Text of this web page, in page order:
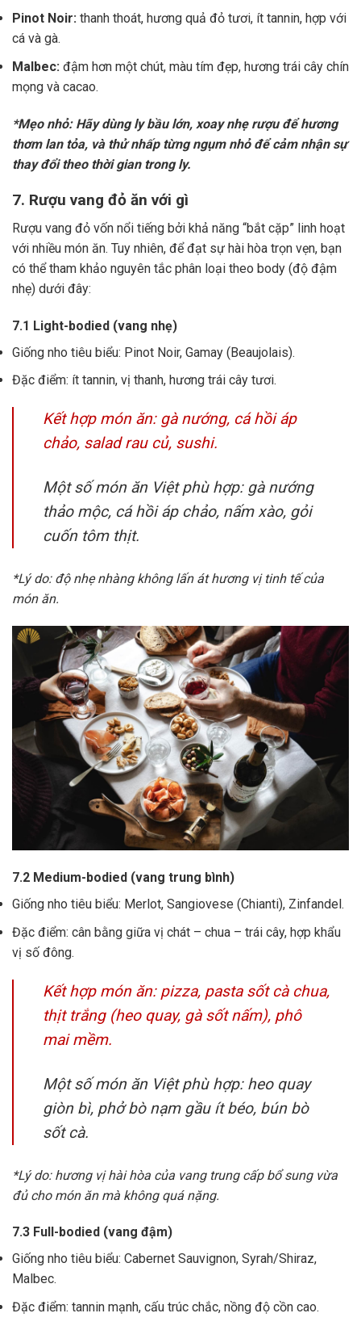
Pinot Noir: thanh thoát, hương quả đỏ tươi, ít tannin, hợp với
cá và gà.
Malbec: đậm hơn một chút, màu tím đẹp, hương trái cây chín
mọng và cacao.
*Mẹo nhỏ: Hãy dùng ly bầu lớn, xoay nhẹ rượu để hương
thơm lan tỏa, và thử nhấp từng ngụm nhỏ để cảm nhận sự
thay đổi theo thời gian trong ly.
7. Rượu vang đỏ ăn với gì
Rượu vang đỏ vốn nổi tiếng bởi khả năng “bắt cặp” linh hoạt
với nhiều món ăn. Tuy nhiên, để đạt sự hài hòa trọn vẹn, bạn
có thể tham khảo nguyên tắc phân loại theo body (độ đậm
nhẹ) dưới đây:
7.1 Light-bodied (vang nhẹ)
Giống nho tiêu biểu: Pinot Noir, Gamay (Beaujolais).
Đặc điểm: ít tannin, vị thanh, hương trái cây tươi.
Kết hợp món ăn: gà nướng, cá hồi áp
chảo, salad rau củ, sushi.
Một số món ăn Việt phù hợp: gà nướng
thảo mộc, cá hồi áp chảo, nấm xào, gỏi
cuốn tôm thịt.
*Lý do: độ nhẹ nhàng không lấn át hương vị tinh tế của
món ăn.
7.2 Medium-bodied (vang trung bình)
Giống nho tiêu biểu: Merlot, Sangiovese (Chianti), Zinfandel.
Đặc điểm: cân bằng giữa vị chát – chua – trái cây, hợp khẩu
vị số đông.
Kết hợp món ăn: pizza, pasta sốt cà chua,
thịt trắng (heo quay, gà sốt nấm), phô
mai mềm.
Một số món ăn Việt phù hợp: heo quay
giòn bì, phở bò nạm gầu ít béo, bún bò
sốt cà.
*Lý do: hương vị hài hòa của vang trung cấp bổ sung vừa
đủ cho món ăn mà không quá nặng.
7.3 Full-bodied (vang đậm)
Giống nho tiêu biểu: Cabernet Sauvignon, Syrah/Shiraz,
Malbec.
Đặc điểm: tannin mạnh, cấu trúc chắc, nồng độ cồn cao.